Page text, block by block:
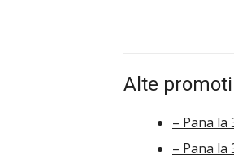
Alte
– Pana la
– Pana la